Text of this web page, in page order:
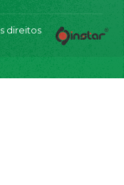
direitos